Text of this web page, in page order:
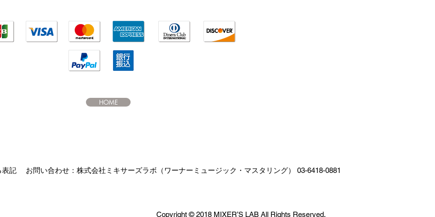
HOME
表記 お問い合わせ ：株式会社ミキサーズラボ​（ワーナーミュージック・マスタリング） 03-6418-0881
Copyright © 2018 MIXER’S LAB All Rights Reserved.